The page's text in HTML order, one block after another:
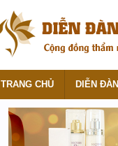
TRANG CHỦ DIỄN ĐÀN